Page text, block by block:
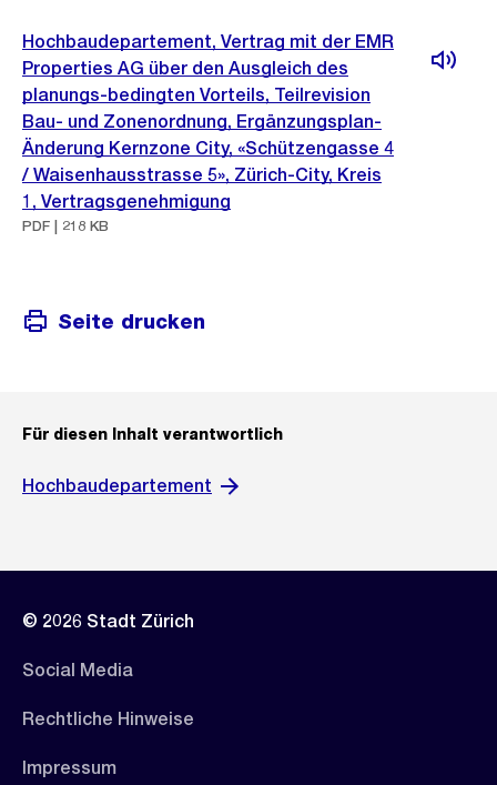
Hochbaudepartement, Vertrag mit der EMR
Properties AG über den Ausgleich des
planungs-bedingten Vorteils, Teilrevision
Bau- und Zonenordnung, Ergänzungsplan-
Änderung Kernzone City, «Schützengasse 4
/ Waisenhausstrasse 5», Zürich-City, Kreis
1, Vertragsgenehmigung
PDF | 218 KB
Seite drucken
Für diesen Inhalt verantwortlich
Hochbaudepartement
© 2026 Stadt Zürich
Social Media
Rechtliche Hinweise
Impressum